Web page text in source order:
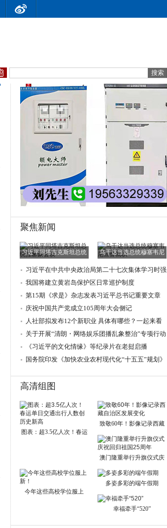
聚焦新闻
习近平同塔吉克斯坦总统
乌干达当选总统穆塞韦尼
习近平在中共中央政治局第二十七次集体学习时强
调 强化政治引领
我国将建立黄岩岛保护区日常巡护制度
第15期《求是》杂志发表习近平总书记重要文章
庆祝中国共产党成立105周年大会侧记
人社部拟发布12个新职业 具体有哪些？一起来看
→
关于开展“清朗・网络娱乐团播乱象整治”专项行动
的通知
《习近平的文化情缘》等纪录片在老挝启播
国务院印发《加快农业农村现代化“十五五”规划》
高清组图
图表：超3.5亿人次！春运
致敬60年！影像记录西藏
自治区发展变化
澳门隆重举行升旗仪式庆
祝回归祖国25周
今年这些高校学位服上
多姿多彩的端午假期
幸福牵手“520”